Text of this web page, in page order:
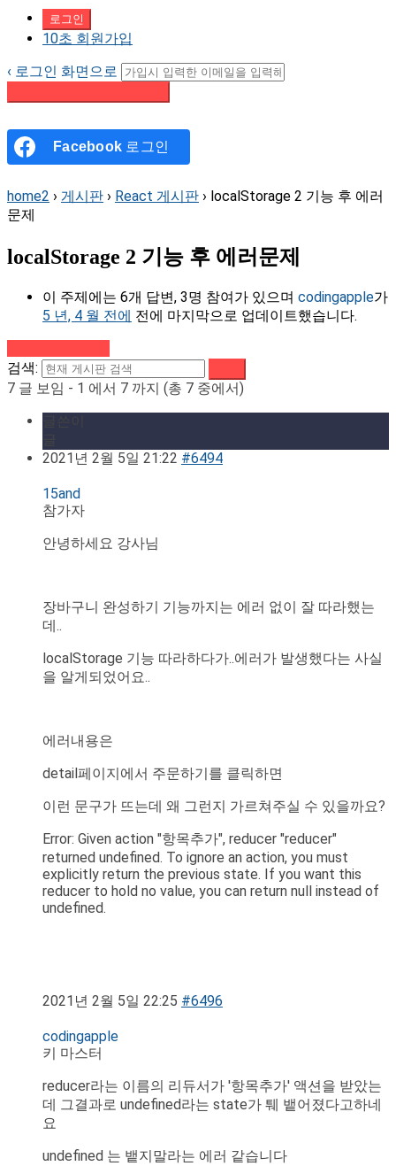
10초 회원가입
‹ 로그인 화면으로
Facebook 로그인
home2 › 게시판 › React 게시판 › localStorage 2 기능 후 에러
문제
localStorage 2 기능 후 에러문제
이 주제에는 6개 답변, 3명 참여가 있으며 codingapple가
5 년, 4 월 전에 전에 마지막으로 업데이트했습니다.
검색:
7 글 보임 - 1 에서 7 까지 (총 7 중에서)
2021년 2월 5일 21:22 #6494
15and
참가자
안녕하세요 강사님
장바구니 완성하기 기능까지는 에러 없이 잘 따라했는
데..
localStorage 기능 따라하다가..에러가 발생했다는 사실
을 알게되었어요..
에러내용은
detail페이지에서 주문하기를 클릭하면
이런 문구가 뜨는데 왜 그런지 가르쳐주실 수 있을까요?
Error: Given action "항목추가", reducer "reducer"
returned undefined. To ignore an action, you must
explicitly return the previous state. If you want this
reducer to hold no value, you can return null instead of
undefined.
2021년 2월 5일 22:25 #6496
codingapple
키 마스터
reducer라는 이름의 리듀서가 '항목추가' 액션을 받았는
데 그결과로 undefined라는 state가 퉤 뱉어졌다고하네
요
undefined 는 뱉지말라는 에러 같습니다